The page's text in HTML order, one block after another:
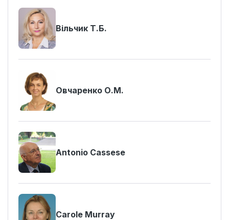
Вільчик Т.Б.
Овчаренко О.М.
Antonio Cassese
Carole Murray